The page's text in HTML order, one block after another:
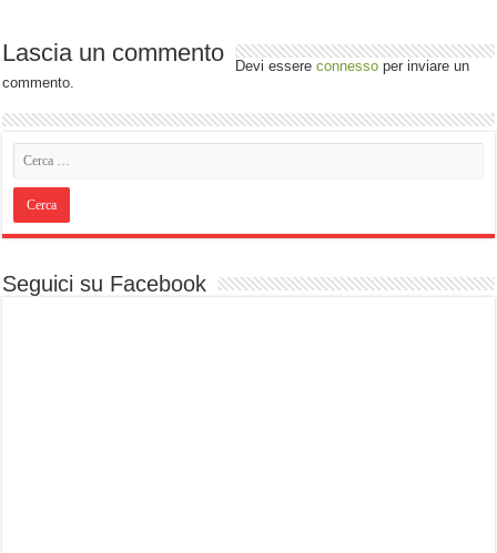
Lascia un commento Devi essereconnesso per inviare un
commento.
Seguici su Facebook